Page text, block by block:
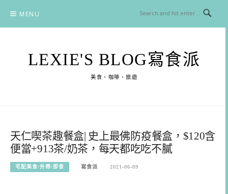
content
MENU
LEXIE'S BLOG寫食派
美食、咖啡、旅遊
天仁喫茶趣餐盒| 史上最佛防疫餐盒，$120含
便當+913茶/奶茶，每天都吃吃不膩
宅配美食/外帶/即食 寫食派 2021-06-09